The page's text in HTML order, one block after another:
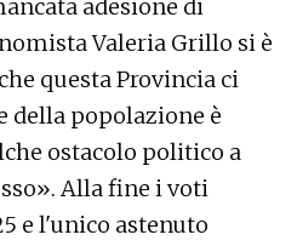
adesione di
Valeria Grillo si è
questa Provincia ci
della popolazione è
ostacolo politico a
Alla fine i voti
e l'unico astenuto